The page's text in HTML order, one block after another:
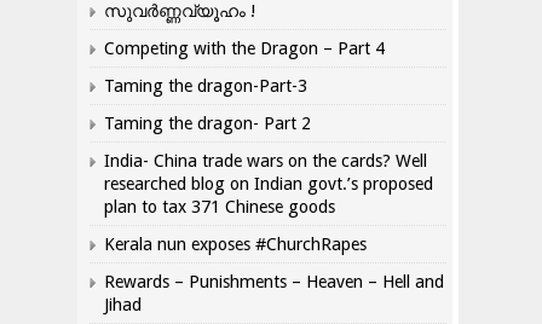
സുവർണ്ണവ്യൂഹം !
Competing with the Dragon – Part 4
Taming the dragon-Part-3
Taming the dragon- Part 2
India- China trade wars on the cards? Well
researched blog on Indian govt.’s proposed
plan to tax 371 Chinese goods
Kerala nun exposes #ChurchRapes
Rewards – Punishments – Heaven – Hell and
Jihad